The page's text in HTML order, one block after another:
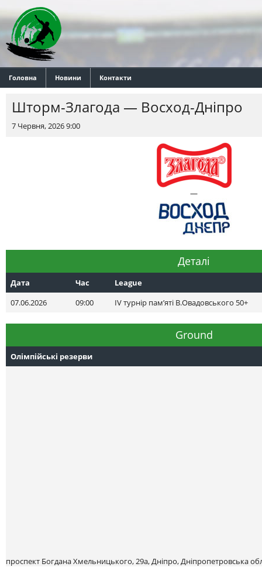
Головна Новини Контакти
Шторм-Злагода — Восход-Днiпро
7 Червня, 2026 9:00
—
Деталі
Дата Час
League
07.06.2026
09:00 ІV турнір пам’яті В.Овадовського 50+
Ground
Олімпійські резерви
проспект Богдана Хмельницького, 29а, Дніпро, Дніпропетровська